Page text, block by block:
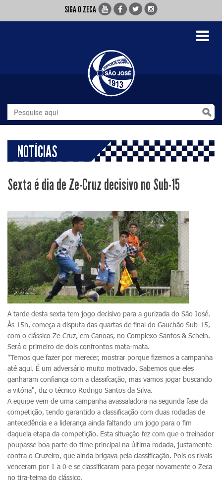
SIGA O ZECA
Toggle
NOTÍCIAS
Sexta é dia de Ze-Cruz decisivo no Sub-15
A tarde desta sexta tem jogo decisivo para a gurizada do São José.
Às 15h, começa a disputa das quartas de final do Gauchão Sub-15,
com o clássico Ze-Cruz, em Canoas, no Complexo Santos & Schein.
Será o primeiro de dois confrontos mata-mata.
"Temos que fazer por merecer, mostrar porque fizemos a campanha
até aqui. É um adversário muito motivado. Sabemos que eles
ganharam confiança com a classifcação, mas vamos jogar buscando
a vitória", diz o técnico Rodrigo Santos da Silva.
A equipe vem de uma campanha avassaladora na segunda fase da
competição, tendo garantido a classificação com duas rodadas de
antecedência e a liderança ainda faltando um jogo para o fim
daquela etapa da competição. Esta situação fez com que o treinador
poupasse boa parte do time principal na última rodada, justamente
contra o Cruzeiro, que ainda brigava pela classificação. Pois os rivais
venceram por 1 a 0 e se classificaram para pegar novamente o Zeca
no tira-teima do clássico.